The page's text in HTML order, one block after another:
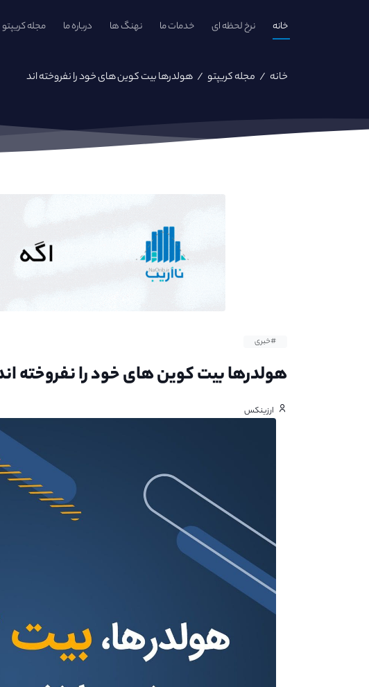
خانه نرخ لحظه ای خدمات ما نهنگ ها درباره ما مجله کریپتو
خانه / مجله کریپتو / هولدرها بیت کوین های خود را نفروخته اند
#خبری
هولدرها بیت کوین های خود را نفروخته
ارزینکس